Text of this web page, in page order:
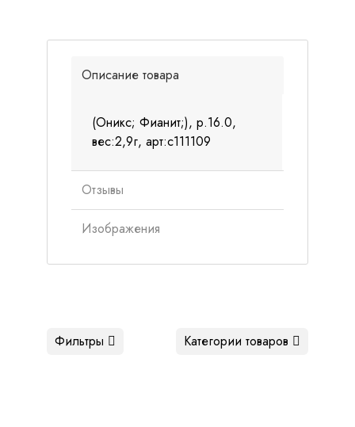
Описание товара
(Оникс; Фианит;), р.16.0,
вес:2,9г, арт:с111109
Отзывы
Изображения
Категории товаров
Фильтры